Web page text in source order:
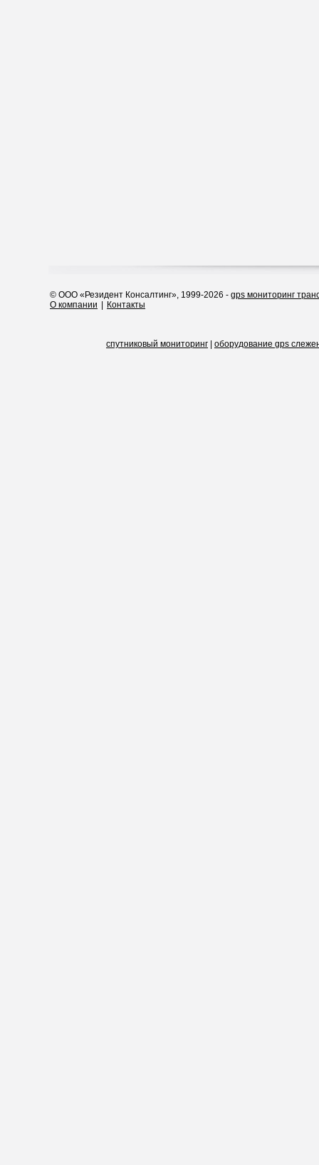
© ООО «Резидент Консалтинг», 1999-2026 - gps мониторинг
О компании
Контакты
спутниковый мониторинг оборудование gps